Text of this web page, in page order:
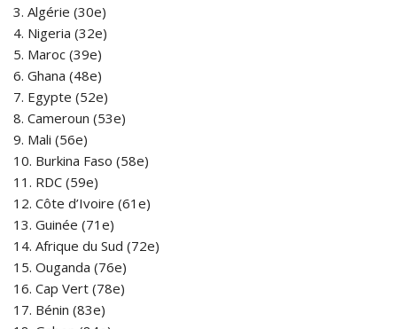
3. Algérie (30e)
4. Nigeria (32e)
5. Maroc (39e)
6. Ghana (48e)
7. Egypte (52e)
8. Cameroun (53e)
9. Mali (56e)
10. Burkina Faso (58e)
11. RDC (59e)
12. Côte d’Ivoire (61e)
13. Guinée (71e)
14. Afrique du Sud (72e)
15. Ouganda (76e)
16. Cap Vert (78e)
17. Bénin (83e)